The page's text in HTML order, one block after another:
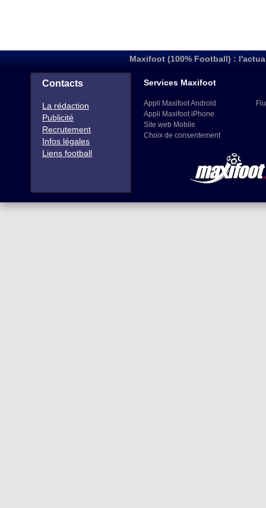
Maxifoot (100% Football) :
Contacts
La rédaction
Publicité
Recrutement
Infos légales
Liens football
Services Maxifoot
Appli Maxifoot Android
Appli Maxifoot iPhone
Site web Mobile
Choix de consentement